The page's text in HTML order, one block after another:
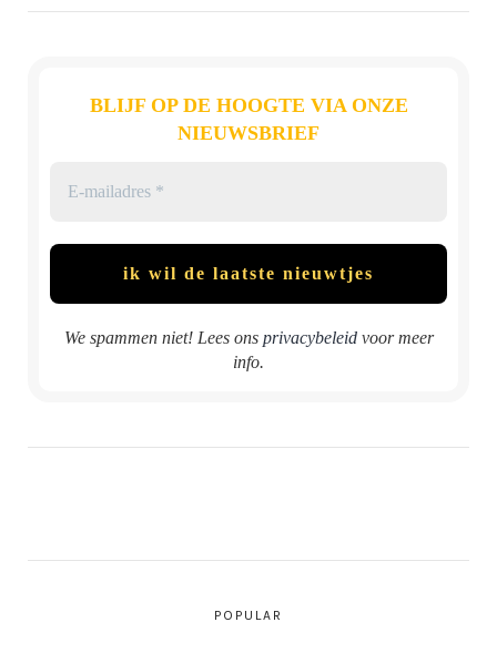
BLIJF OP DE HOOGTE VIA ONZE
NIEUWSBRIEF
We spammen niet! Lees ons privacybeleidvoor meer
info.
POPULAR